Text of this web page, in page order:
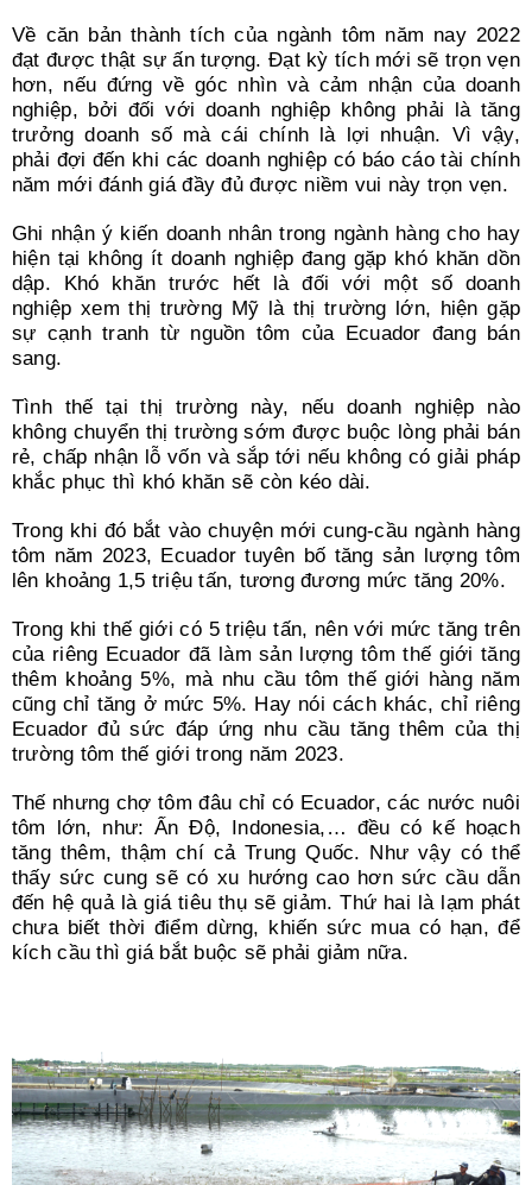
Về căn bản thành tích của ngành tôm năm nay 2022
đạt được thật sự ấn tượng. Đạt kỳ tích mới sẽ trọn vẹn
hơn, nếu đứng về góc nhìn và cảm nhận của doanh
nghiệp, bởi đối với doanh nghiệp không phải là tăng
trưởng doanh số mà cái chính là lợi nhuận. Vì vậy,
phải đợi đến khi các doanh nghiệp có báo cáo tài chính
năm mới đánh giá đầy đủ được niềm vui này trọn vẹn.
Ghi nhận ý kiến doanh nhân trong ngành hàng cho hay
hiện tại không ít doanh nghiệp đang gặp khó khăn dồn
dập. Khó khăn trước hết là đối với một số doanh
nghiệp xem thị trường Mỹ là thị trường lớn, hiện gặp
sự cạnh tranh từ nguồn tôm của Ecuador đang bán
sang.
Tình thế tại thị trường này, nếu doanh nghiệp nào
không chuyển thị trường sớm được buộc lòng phải bán
rẻ, chấp nhận lỗ vốn và sắp tới nếu không có giải pháp
khắc phục thì khó khăn sẽ còn kéo dài.
Trong khi đó bắt vào chuyện mới cung-cầu ngành hàng
tôm năm 2023, Ecuador tuyên bố tăng sản lượng tôm
lên khoảng 1,5 triệu tấn, tương đương mức tăng 20%.
Trong khi thế giới có 5 triệu tấn, nên với mức tăng trên
của riêng Ecuador đã làm sản lượng tôm thế giới tăng
thêm khoảng 5%, mà nhu cầu tôm thế giới hàng năm
cũng chỉ tăng ở mức 5%. Hay nói cách khác, chỉ riêng
Ecuador đủ sức đáp ứng nhu cầu tăng thêm của thị
trường tôm thế giới trong năm 2023.
Thế nhưng chợ tôm đâu chỉ có Ecuador, các nước nuôi
tôm lớn, như: Ấn Độ, Indonesia,… đều có kế hoạch
tăng thêm, thậm chí cả Trung Quốc. Như vậy có thể
thấy sức cung sẽ có xu hướng cao hơn sức cầu dẫn
đến hệ quả là giá tiêu thụ sẽ giảm. Thứ hai là lạm phát
chưa biết thời điểm dừng, khiến sức mua có hạn, để
kích cầu thì giá bắt buộc sẽ phải giảm nữa.